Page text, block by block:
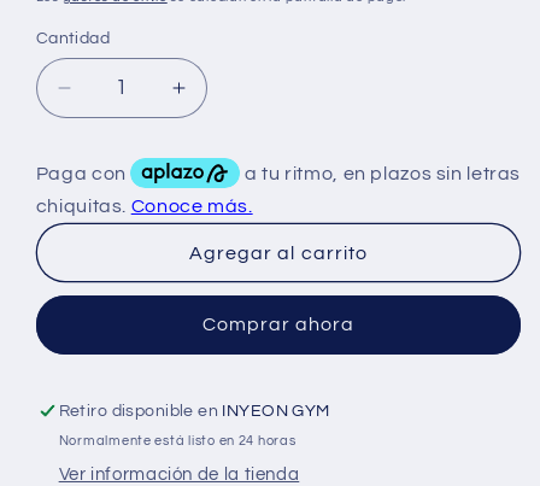
Cantidad
Reducir
cantidad
FinaFlex
Glutamina
1Kg
Aumentar
cantidad
para
FinaFlex
Glutamina
1Kg
Agregar al carrito
Comprar ahora
Retiro disponible en INYEON GYM
Normalmente está listo en 24 horas
Ver información de la tienda